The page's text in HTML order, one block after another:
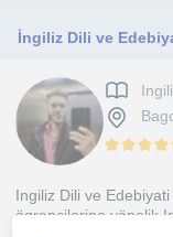
Ingiliz Dili ve
ögrencilerine yönelik